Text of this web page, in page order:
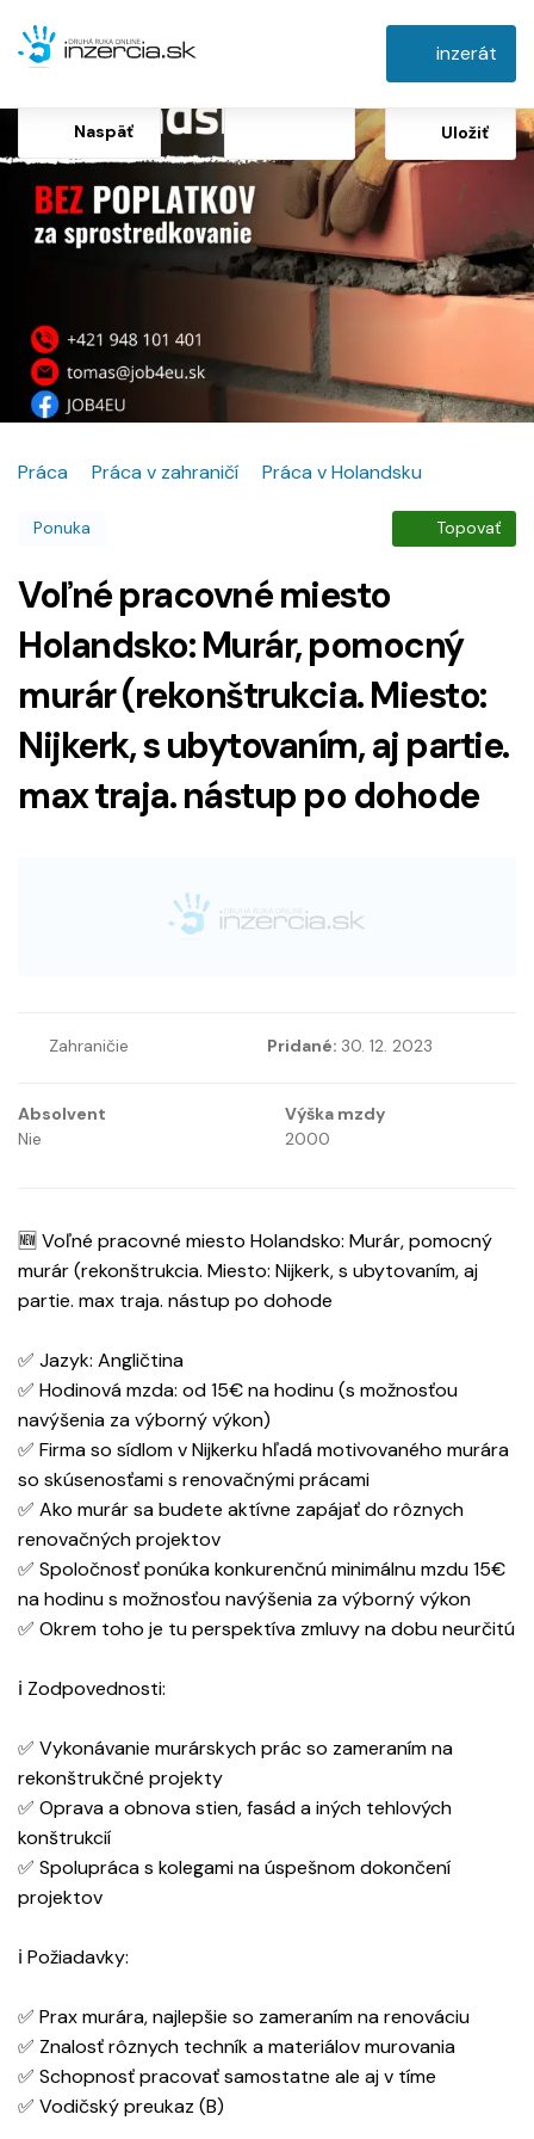
inzerát
Naspäť Uložiť
Práca Práca v zahraničí Práca v Holandsku
Ponuka Topovať
Voľné pracovné miesto
Holandsko: Murár, pomocný
murár (rekonštrukcia. Miesto:
Nijkerk, s ubytovaním, aj partie.
max traja. nástup po dohode
Zahraničie Pridané: 30. 12. 2023
Absolvent
Nie
Výška mzdy
2000
🆕 Voľné pracovné miesto Holandsko: Murár, pomocný
murár (rekonštrukcia. Miesto: Nijkerk, s ubytovaním, aj
partie. max traja. nástup po dohode
✅ Jazyk: Angličtina
✅ Hodinová mzda: od 15€ na hodinu (s možnosťou
navýšenia za výborný výkon)
✅ Firma so sídlom v Nijkerku hľadá motivovaného murára
so skúsenosťami s renovačnými prácami
✅ Ako murár sa budete aktívne zapájať do rôznych
renovačných projektov
✅ Spoločnosť ponúka konkurenčnú minimálnu mzdu 15€
na hodinu s možnosťou navýšenia za výborný výkon
✅ Okrem toho je tu perspektíva zmluvy na dobu neurčitú
ℹ Zodpovednosti:
✅ Vykonávanie murárskych prác so zameraním na
rekonštrukčné projekty
✅ Oprava a obnova stien, fasád a iných tehlových
konštrukcií
✅ Spolupráca s kolegami na úspešnom dokončení
projektov
ℹ Požiadavky:
✅ Prax murára, najlepšie so zameraním na renováciu
✅ Znalosť rôznych techník a materiálov murovania
✅ Schopnosť pracovať samostatne ale aj v tíme
✅ Vodičský preukaz (B)